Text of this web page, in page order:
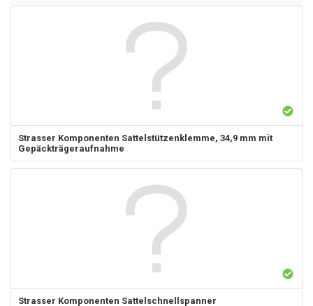
Strasser Komponenten Sattelstützenklemme, 34,9 mm mit
Gepäckträgeraufnahme
Strasser Komponenten Sattelschnellspanner